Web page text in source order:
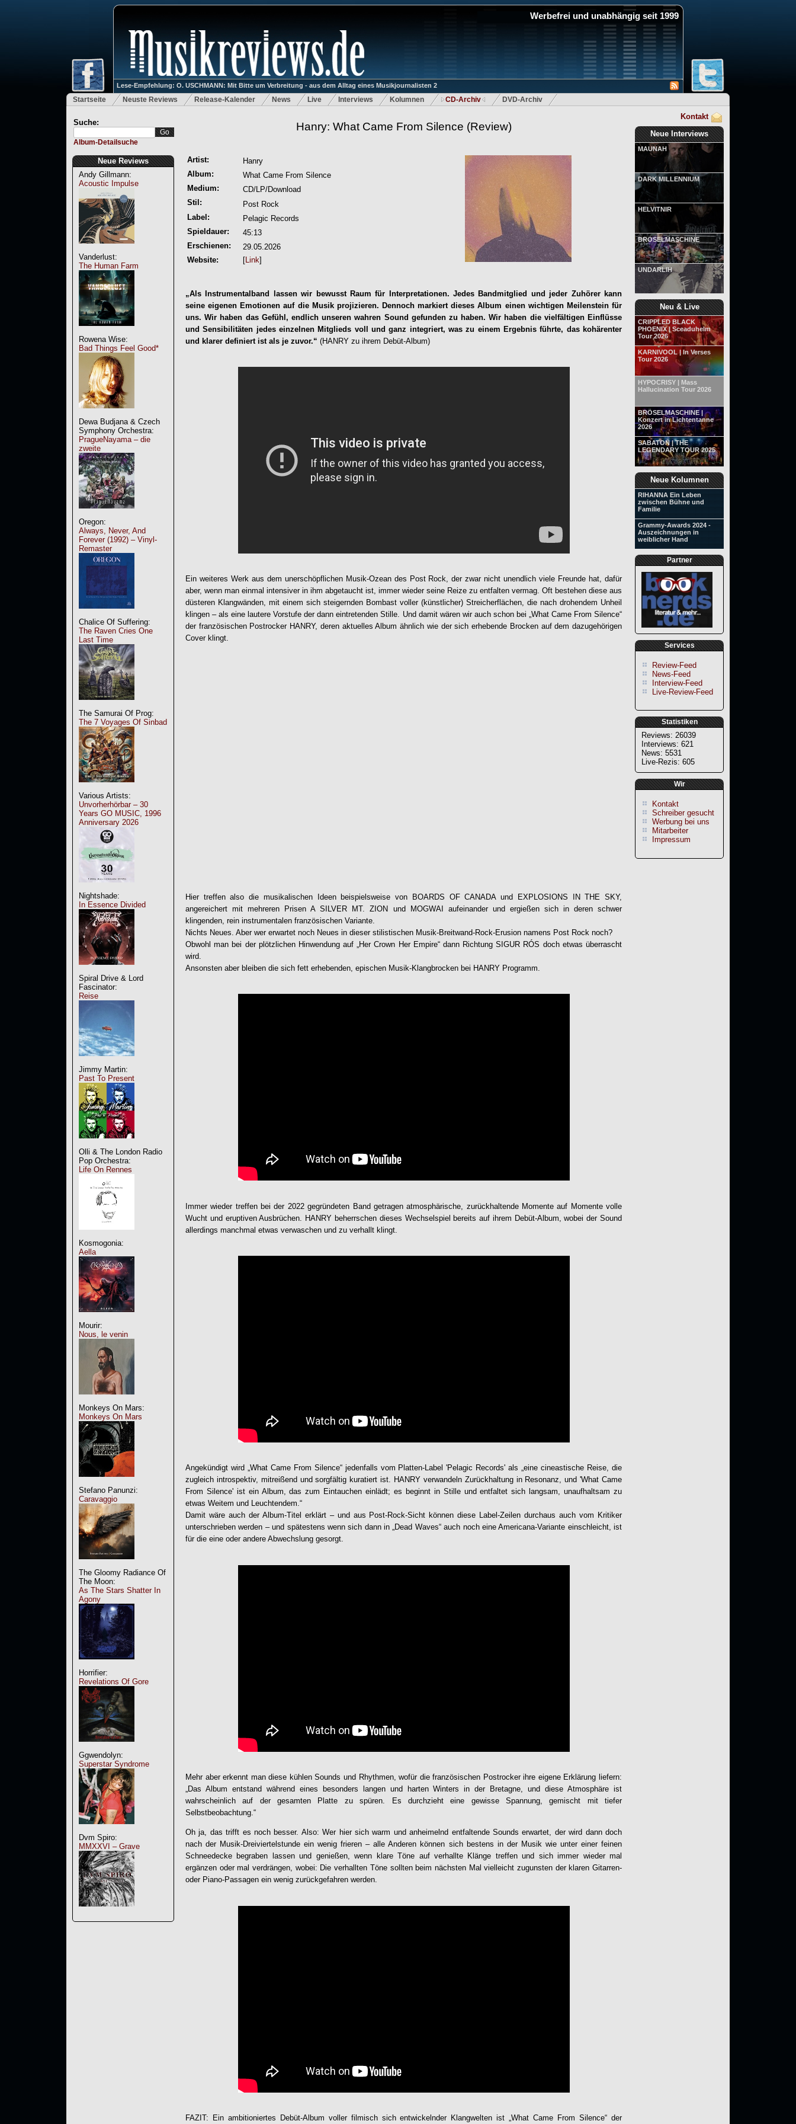
Werbefrei und unabhängig seit 1999
Lese-Empfehlung: O. USCHMANN: Mit Bitte um Verbreitung - aus dem Alltag eines Musikjournalisten 2
Startseite Neuste Reviews Release-Kalender News Live Interviews Kolumnen CD-Archiv DVD-Archiv
Suche:
Album-Detailsuche
Neue Reviews
Andy Gillmann:
Acoustic Impulse
Vanderlust:
The Human Farm
Rowena Wise:
Bad Things Feel Good*
Dewa Budjana & Czech
Symphony Orchestra:
PragueNayama – die
zweite
Oregon:
Always, Never, And
Forever (1992) – Vinyl-
Remaster
Chalice Of Suffering:
The Raven Cries One
Last Time
The Samurai Of Prog:
The 7 Voyages Of Sinbad
Various Artists:
Unvorherhörbar – 30
Years GO MUSIC, 1996
Anniversary 2026
Nightshade:
In Essence Divided
Spiral Drive & Lord
Fascinator:
Reise
Jimmy Martin:
Past To Present
Olli & The London Radio
Pop Orchestra:
Life On Rennes
Kosmogonia:
Aella
Mourir:
Nous, le venin
Monkeys On Mars:
Monkeys On Mars
Stefano Panunzi:
Caravaggio
The Gloomy Radiance Of
The Moon:
As The Stars Shatter In
Agony
Horrifier:
Revelations Of Gore
Ggwendolyn:
Superstar Syndrome
Dvm Spiro:
MMXXVI – Grave
Kontakt
Neue Interviews
MAUNAH
DARK MILLENNIUM
HELVITNIR
BRÖSELMASCHINE
UNDARLIH
Neu & Live
CRIPPLED BLACK
PHOENIX | Sceaduhelm
Tour 2026
KARNIVOOL | In Verses
Tour 2026
HYPOCRISY | Mass
Hallucination Tour 2026
BRÖSELMASCHINE |
Konzert in Lichtentanne
2026
SABATON | THE
LEGENDARY TOUR 2025
Neue Kolumnen
RIHANNA Ein Leben
zwischen Bühne und
Familie
Grammy-Awards 2024 -
Auszeichnungen in
weiblicher Hand
Partner
Services
Review-Feed
News-Feed
Interview-Feed
Live-Review-Feed
Statistiken
Reviews: 26039
Interviews: 621
News: 5531
Live-Rezis: 605
Wir
Kontakt
Schreiber gesucht
Werbung bei uns
Mitarbeiter
Impressum
Hanry: What Came From Silence (Review)
Artist:
Hanry
Album:
What Came From Silence
Medium:
CD/LP/Download
Stil:
Post Rock
Label:
Pelagic Records
Spieldauer:
45:13
Erschienen:
29.05.2026
Website:
[Link]
„Als Instrumentalband lassen wir bewusst Raum für Interpretationen. Jedes Bandmitglied und jeder Zuhörer kann
seine eigenen Emotionen auf die Musik projizieren. Dennoch markiert dieses Album einen wichtigen Meilenstein für
uns. Wir haben das Gefühl, endlich unseren wahren Sound gefunden zu haben. Wir haben die vielfältigen Einflüsse
und Sensibilitäten jedes einzelnen Mitglieds voll und ganz integriert, was zu einem Ergebnis führte, das kohärenter
und klarer definiert ist als je zuvor.“ (HANRY zu ihrem Debüt-Album)
Ein weiteres Werk aus dem unerschöpflichen Musik-Ozean des Post Rock, der zwar nicht unendlich viele Freunde hat, dafür
aber, wenn man einmal intensiver in ihm abgetaucht ist, immer wieder seine Reize zu entfalten vermag. Oft bestehen diese aus
düsteren Klangwänden, mit einem sich steigernden Bombast voller (künstlicher) Streicherflächen, die nach drohendem Unheil
klingen – als eine lautere Vorstufe der dann eintretenden Stille. Und damit wären wir auch schon bei „What Came From Silence“
der französischen Postrocker HANRY, deren aktuelles Album ähnlich wie der sich erhebende Brocken auf dem dazugehörigen
Cover klingt.
Hier treffen also die musikalischen Ideen beispielsweise von BOARDS OF CANADA und EXPLOSIONS IN THE SKY,
angereichert mit mehreren Prisen A SILVER MT. ZION und MOGWAI aufeinander und ergießen sich in deren schwer
klingenden, rein instrumentalen französischen Variante.
Nichts Neues. Aber wer erwartet noch Neues in dieser stilistischen Musik-Breitwand-Rock-Erusion namens Post Rock noch?
Obwohl man bei der plötzlichen Hinwendung auf „Her Crown Her Empire“ dann Richtung SIGUR RÓS doch etwas überrascht
wird.
Ansonsten aber bleiben die sich fett erhebenden, epischen Musik-Klangbrocken bei HANRY Programm.
Immer wieder treffen bei der 2022 gegründeten Band getragen atmosphärische, zurückhaltende Momente auf Momente volle
Wucht und eruptiven Ausbrüchen. HANRY beherrschen dieses Wechselspiel bereits auf ihrem Debüt-Album, wobei der Sound
allerdings manchmal etwas verwaschen und zu verhallt klingt.
Angekündigt wird „What Came From Silence“ jedenfalls vom Platten-Label 'Pelagic Records' als „eine cineastische Reise, die
zugleich introspektiv, mitreißend und sorgfältig kuratiert ist. HANRY verwandeln Zurückhaltung in Resonanz, und 'What Came
From Silence' ist ein Album, das zum Eintauchen einlädt; es beginnt in Stille und entfaltet sich langsam, unaufhaltsam zu
etwas Weitem und Leuchtendem.“
Damit wäre auch der Album-Titel erklärt – und aus Post-Rock-Sicht können diese Label-Zeilen durchaus auch vom Kritiker
unterschrieben werden – und spätestens wenn sich dann in „Dead Waves“ auch noch eine Americana-Variante einschleicht, ist
für die eine oder andere Abwechslung gesorgt.
Mehr aber erkennt man diese kühlen Sounds und Rhythmen, wofür die französischen Postrocker ihre eigene Erklärung liefern:
„Das Album entstand während eines besonders langen und harten Winters in der Bretagne, und diese Atmosphäre ist
wahrscheinlich auf der gesamten Platte zu spüren. Es durchzieht eine gewisse Spannung, gemischt mit tiefer
Selbstbeobachtung.“
Oh ja, das trifft es noch besser. Also: Wer hier sich warm und anheimelnd entfaltende Sounds erwartet, der wird dann doch
nach der Musik-Dreiviertelstunde ein wenig frieren – alle Anderen können sich bestens in der Musik wie unter einer feinen
Schneedecke begraben lassen und genießen, wenn klare Töne auf verhallte Klänge treffen und sich immer wieder mal
ergänzen oder mal verdrängen, wobei: Die verhallten Töne sollten beim nächsten Mal vielleicht zugunsten der klaren Gitarren-
oder Piano-Passagen ein wenig zurückgefahren werden.
FAZIT: Ein ambitioniertes Debüt-Album voller filmisch sich entwickelnder Klangwelten ist „What Came From Silence“ der